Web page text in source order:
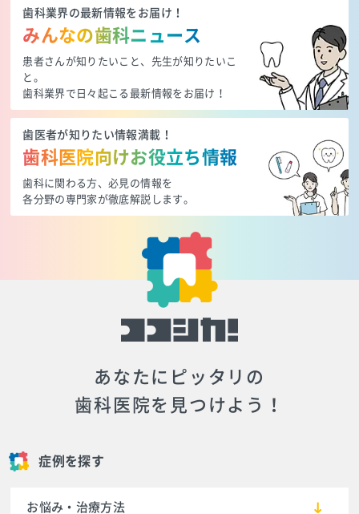
歯科業界の最新情報をお届け！
みんなの歯科ニュース
患者さんが知りたいこと、先生が知りたいこ
と。
歯科業界で日々起こる最新情報をお届け！
歯医者が知りたい情報満載！
歯科医院向けお役立ち情報
歯科に関わる方、必見の情報を
各分野の専門家が徹底解説します。
あなたにピッタリの
歯科医院を見つけよう！
症例を探す
お悩み・治療方法